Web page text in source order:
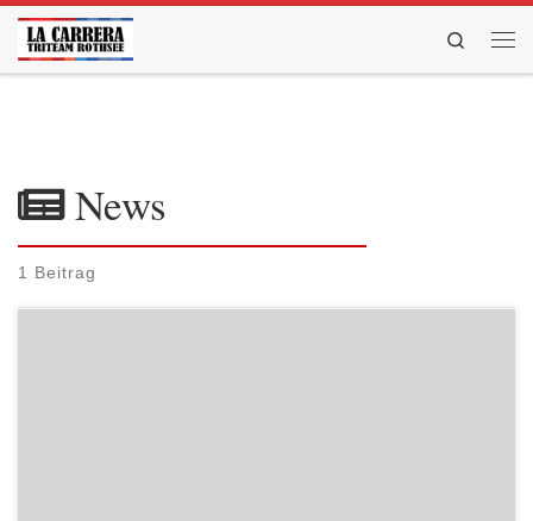
Zum Inhalt springen
Search
News
1 Beitrag